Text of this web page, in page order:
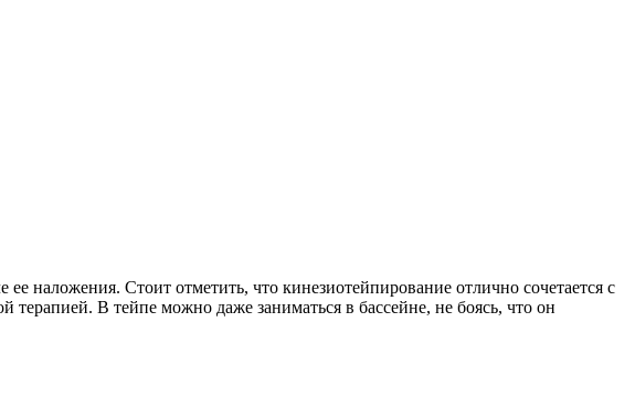
наложения. Стоит отметить, что кинезиотейпирование отлично сочетается с
В тейпе можно даже заниматься в бассейне, не боясь, что он